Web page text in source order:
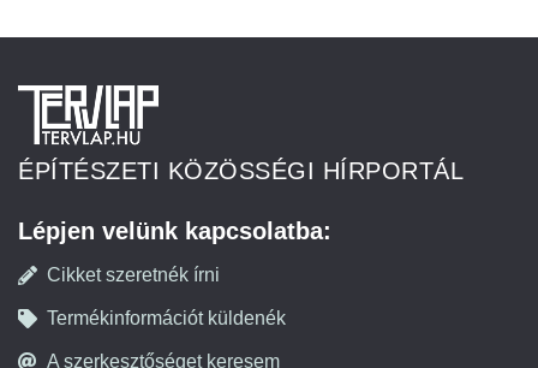
ÉPÍTÉSZETI KÖZÖSSÉGI HÍRPORTÁL
Lépjen velünk kapcsolatba:
Cikket szeretnék írni
Termékinformációt küldenék
A szerkesztőséget keresem